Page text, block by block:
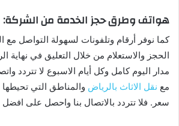
هواتف وطرق حجز الخدمة من الشركة:
كما نوفر أرقام وتلفونات لسهولة التواصل مع
الحجز والاستعلام من خلال التعليق في نهاية
مدار اليوم كامل وكل أيام الاسبوع لا تتردد
مع نقل الاثاث بالرياض والمناطق التي
سعر. فلا تتردد بالاتصال بنا واحصل على